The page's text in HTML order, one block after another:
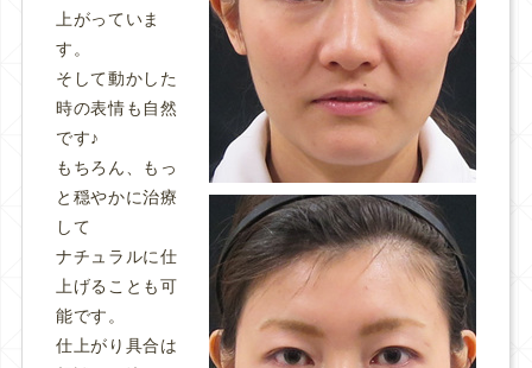
上がっていま
す。
そして動かした
時の表情も自然
です♪
もちろん、もっ
と穏やかに治療
して
ナチュラルに仕
上げることも可
能です。
仕上がり具合は